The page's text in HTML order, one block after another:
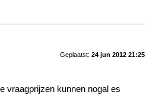
Geplaatst: 24 jun 2012 21:25
vraagprijzen kunnen nogal es